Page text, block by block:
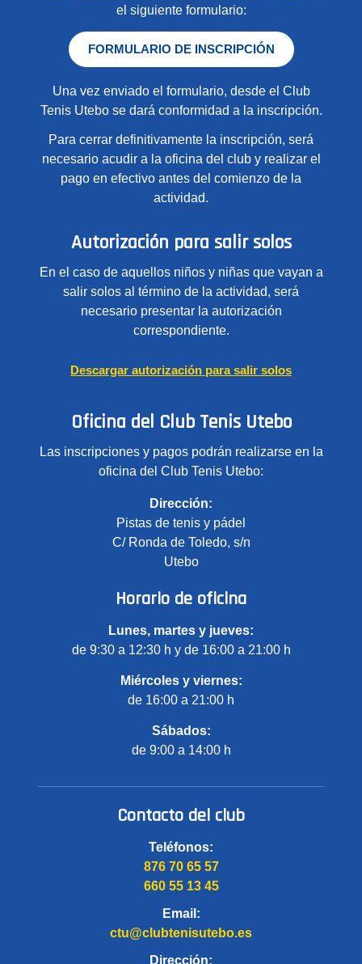
el siguiente formulario:
FORMULARIO DE INSCRIPCIÓN
Una vez enviado el formulario, desde el Club
Tenis Utebo se dará conformidad a la inscripción.
Para cerrar definitivamente la inscripción, será
necesario acudir a la oficina del club y realizar el
pago en efectivo antes del comienzo de la
actividad.
Autorización para salir solos
En el caso de aquellos niños y niñas que vayan a
salir solos al término de la actividad, será
necesario presentar la autorización
correspondiente.
Descargar autorización para salir solos
Oficina del Club Tenis Utebo
Las inscripciones y pagos podrán realizarse en la
oficina del Club Tenis Utebo:
Dirección:
Pistas de tenis y pádel
C/ Ronda de Toledo, s/n
Utebo
Horario de oficina
Lunes, martes y jueves:
de 9:30 a 12:30 h y de 16:00 a 21:00 h
Miércoles y viernes:
de 16:00 a 21:00 h
Sábados:
de 9:00 a 14:00 h
Contacto del club
Teléfonos:
876 70 65 57
660 55 13 45
Email:
ctu@clubtenisutebo.es
Dirección: